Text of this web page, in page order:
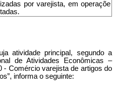
por varejista, em operaçõe
atividade principal, segundo a
de Atividades Econômicas –
- Comércio varejista de artigos do
informa o seguinte: